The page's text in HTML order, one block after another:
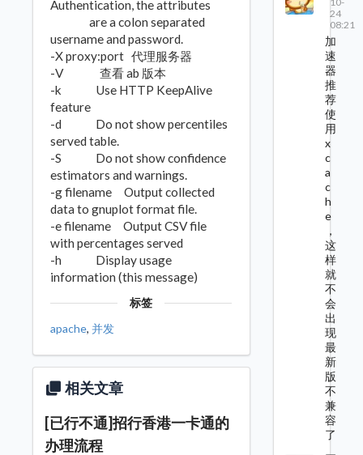
Authentication, the attributes
are a colon separated
username and password.
-X proxy:port 代理服务器
-V 查看 ab 版本
-k Use HTTP KeepAlive
feature
-d Do not show percentiles
served table.
-S Do not show confidence
estimators and warnings.
-g filename Output collected
data to gnuplot format file.
-e filename Output CSV file
with percentages served
-h Display usage
information (this message)
标签
apache, 并发
相关文章
[已行不通]招行香港一卡通的
办理流程
24
08:21
加
速
器
推
荐
使
用
x
c
a
c
h
e
，
这
样
就
不
会
出
现
最
新
版
不
兼
容
了